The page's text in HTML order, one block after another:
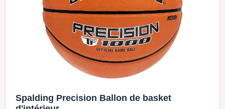
Spalding Precision Ballon de basket